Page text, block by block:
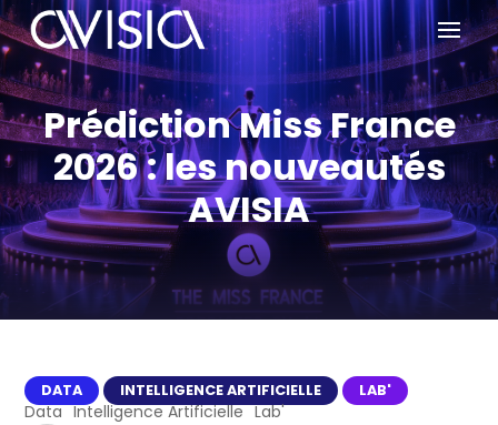
Prédiction Miss France
2026 : les nouveautés
AVISIA
DATA INTELLIGENCE ARTIFICIELLE LAB'
Data Intelligence Artificielle Lab'